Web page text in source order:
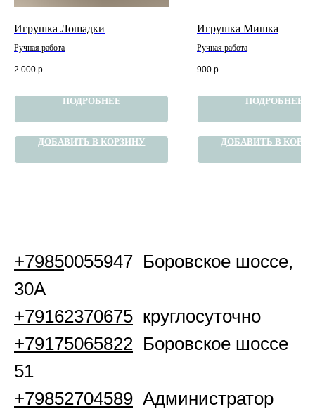
Игрушка Лошадки
Ручная работа
2 000 р.
ПОДРОБНЕЕ
ДОБАВИТЬ В КОРЗИНУ
Игрушка Мишка
Ручная работа
900 р.
ПОДРОБНЕЕ
ДОБАВИТЬ В
+79850055947 Боровское шоссе,
30А
+79162370675 круглосуточно
+79175065822 Боровское шоссе
51
+79852704589 Администратор